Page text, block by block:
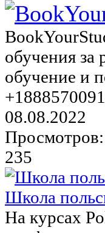
обучения
обучение и
08.08.2022
Просмотров:
235
Школа
На курсах